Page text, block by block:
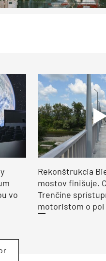
vo
Rekonštrukcia
mostov finišuje.
Trenčíne
motoristom o pol